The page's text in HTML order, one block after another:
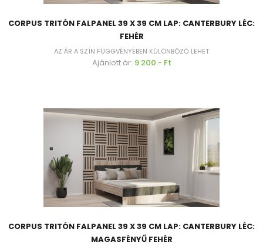
CORPUS TRITÓN FALPANEL 39 X 39 CM LAP: CANTERBURY LÉC:
FEHÉR
AZ ÁR A SZÍN FÜGGVÉNYÉBEN KÜLÖNBÖZŐ LEHET
Ajánlott ár: 9 200.- Ft
CORPUS TRITÓN FALPANEL 39 X 39 CM LAP: CANTERBURY LÉC:
MAGASFÉNYŰ FEHÉR